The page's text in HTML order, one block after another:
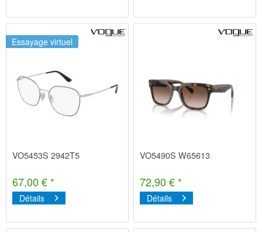
Essayage virtuel
VO5453S 2942T5
67,00 € *
Détails
VO5490S W65613
72,90 € *
Détails